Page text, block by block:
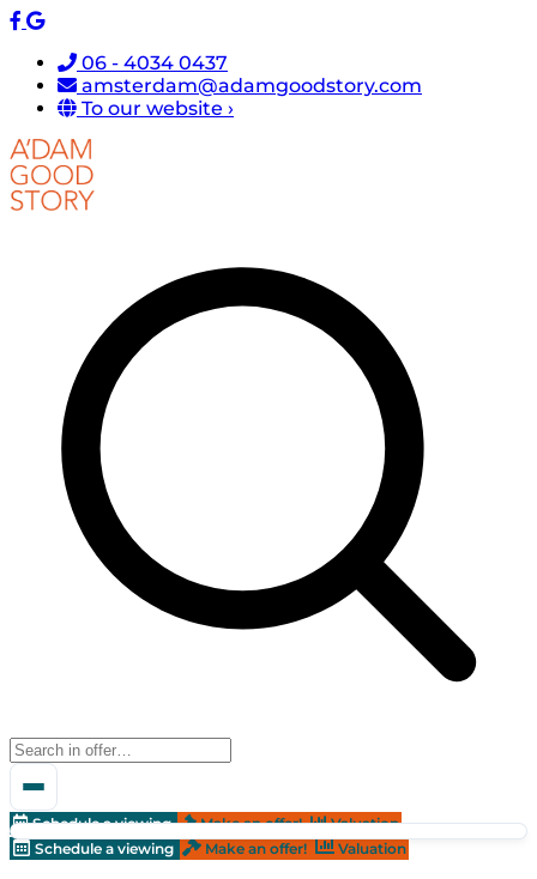
06 - 4034 0437
amsterdam@adamgoodstory.com
To our website ›
Schedule a viewing Make an offer!
Valuation
Schedule a viewing
Make an offer! Valuation